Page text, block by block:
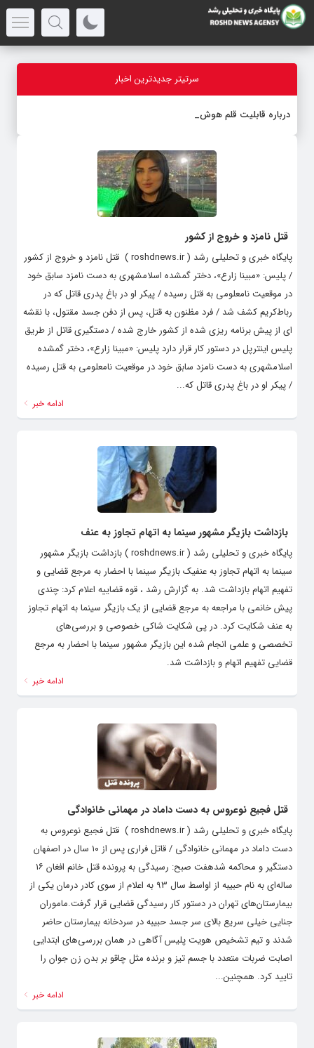
سرتیتر جدیدترین اخبار
درباره قابلیت قلم هوش مصنوعی
قتل نامزد و خروج از کشور
پایگاه خبری و تحلیلی رشد ( roshdnews.ir ) قتل نامزد و خروج از کشور
/ پلیس: «مبینا زارع»، دختر گمشده اسلامشهری به دست نامزد سابق خود
در موقعیت نامعلومی به قتل رسیده / پیکر او در باغ پدری قاتل که در
رباط‌کریم کشف شد / فرد مظنون به قتل، پس از دفن جسد مقتول، با نقشه
ای از پیش برنامه ریزی شده از کشور خارج شده / دستگیری قاتل از طریق
پلیس اینترپل در دستور کار قرار دارد پلیس: «مبینا زارع»، دختر گمشده
اسلامشهری به دست نامزد سابق خود در موقعیت نامعلومی به قتل رسیده
/ پیکر او در باغ پدری قاتل که...
ادامه خبر
بازداشت بازیگر مشهور سینما به اتهام تجاوز به عنف
پایگاه خبری و تحلیلی رشد ( roshdnews.ir ) بازداشت بازیگر مشهور
سینما به اتهام تجاوز به عنفیک بازیگر سینما با احضار به مرجع قضایی و
تفهیم اتهام بازداشت شد. به گزارش رشد ، قوه قضاییه اعلام کرد: چندی
پیش خانمی با مراجعه به مرجع قضایی از یک بازیگر سینما به اتهام تجاوز
به عنف شکایت کرد. در پی شکایت شاکی خصوصی و بررسی‌های
تخصصی و علمی انجام شده این بازیگر مشهور سینما با احضار به مرجع
قضایی تفهیم اتهام و بازداشت شد.
ادامه خبر
قتل فجیع نوعروس به دست داماد در مهمانی خانوادگی
پایگاه خبری و تحلیلی رشد ( roshdnews.ir ) قتل فجیع نوعروس به
دست داماد در مهمانی خانوادگی / قاتل فراری پس از ۱۰ سال در اصفهان
دستگیر و محاکمه شدهفت صبح: رسیدگی به پرونده قتل خانم افغان ۱۶
ساله‌ای به نام حبیبه از اواسط سال ۹۳ به اعلام از سوی کادر درمان یکی از
بیمارستان‌های تهران در دستور کار رسیدگی قضایی قرار گرفت.ماموران
جنایی خیلی سریع بالای سر جسد حبیبه در سردخانه بیمارستان حاضر
شدند و تیم تشخیص هویت پلیس آگاهی در همان بررسی‌های ابتدایی
اصابت ضربات متعدد با جسم تیز و برنده مثل چاقو بر بدن زن جوان را
تایید کرد. همچنین...
ادامه خبر